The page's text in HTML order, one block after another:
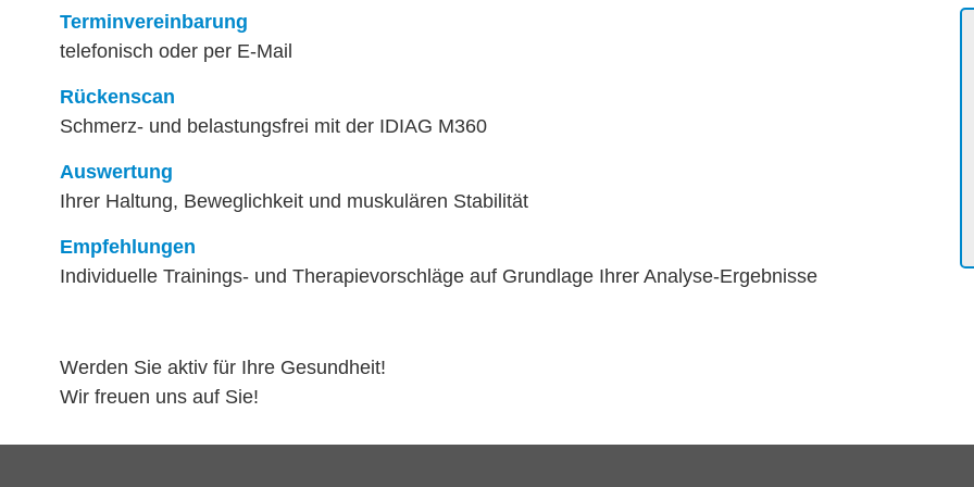
Terminvereinbarung
telefonisch oder per E-Mail
Rückenscan
Schmerz- und belastungsfrei mit der IDIAG M360
Auswertung
Ihrer Haltung, Beweglichkeit und muskulären Stabilität
Empfehlungen
Individuelle Trainings- und Therapievorschläge auf Grundlage Ihrer Analyse-Ergebnisse
Werden Sie aktiv für Ihre Gesundheit!
Wir freuen uns auf Sie!